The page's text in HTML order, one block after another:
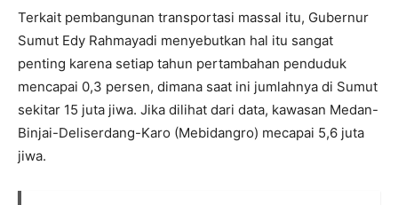
Terkait pembangunan transportasi massal itu, Gubernur
Sumut Edy Rahmayadi menyebutkan hal itu sangat
penting karena setiap tahun pertambahan penduduk
mencapai 0,3 persen, dimana saat ini jumlahnya di Sumut
sekitar 15 juta jiwa. Jika dilihat dari data, kawasan Medan-
Binjai-Deliserdang-Karo (Mebidangro) mecapai 5,6 juta
jiwa.